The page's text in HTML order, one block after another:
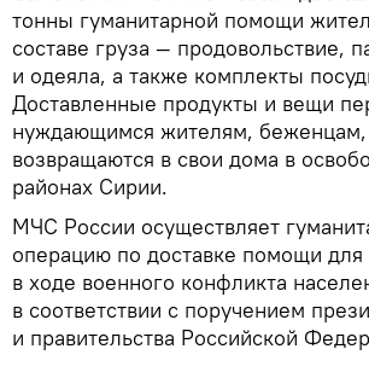
тонны гуманитарной помощи
составе груза — продовольствие,
и одеяла, а также комплекты
Доставленные продукты и вещи
нуждающимся жителям,
возвращаются в свои дома в
районах Сирии.
МЧС России осуществляет
операцию по доставке помощи для
в ходе военного конфликта
в соответствии с поручением
и правительства Российской